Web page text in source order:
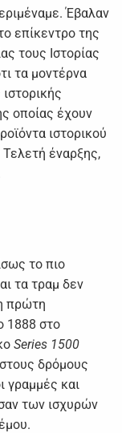
Έβαλαν
επίκεντρο της
τους Ιστορίας
τα μοντέρνα
οποίας έχουν
ιστορικού
έναρξης,
το πιο
τα τραμ δεν
πρώτη
1888 στο
Series 1500
δρόμους
γραμμές και
των ισχυρών